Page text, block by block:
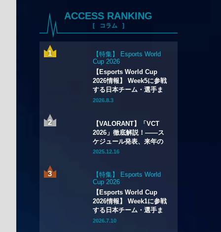
ACCESS RANKING
コラム
【特集】 Esports World
Cup 2026
【Esports World Cup
2026情報】 Week5に参戦
する日本チーム・選手ま
とめ
2026.8.3
【VALORANT】「VCT
2026」徹底解説！——ス
ケジュール発表、来年の
最高峰リーグ全貌が明ら
2025.12.16
【特集】 Esports World
Cup 2026
【Esports World Cup
2026情報】 Week1に参戦
する日本チーム・選手ま
とめ
2026.7.10